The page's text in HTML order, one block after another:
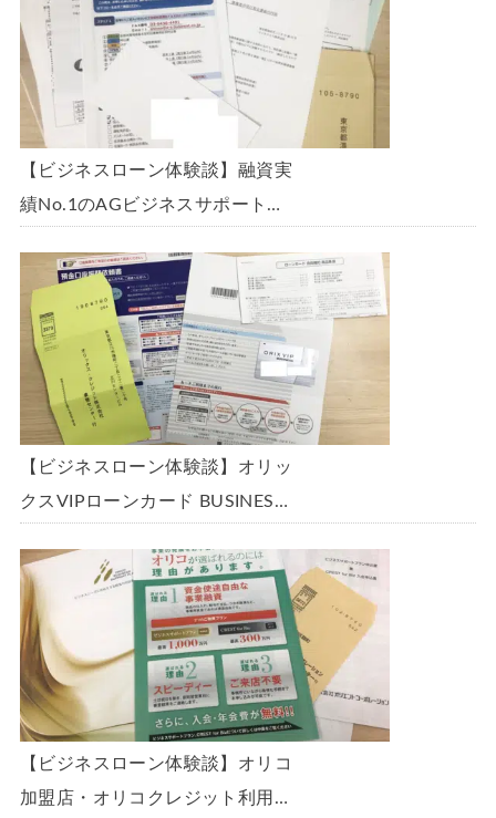
【ビジネスローン体験談】融資実
績No.1のAGビジネスサポート
300万円の枠で翌日に借りられま
した。全手順を丁寧に解説しま
す。
【ビジネスローン体験談】オリッ
クスVIPローンカード BUSINESS
の金利で借りられました。全手順
を丁寧に解説します。
【ビジネスローン体験談】オリコ
加盟店・オリコクレジット利用中